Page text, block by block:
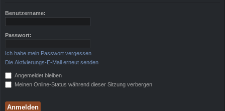
rif
f
Benutzername:
Passwort:
Ich habe mein Passwort vergessen
Die Aktivierungs-E-Mail erneut senden
Angemeldet bleiben
Meinen Online-Status während dieser Sitzung verbergen